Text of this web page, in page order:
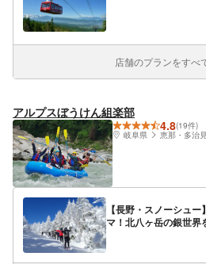
店舗のプランをすべ
アルプスぼうけん組楽部
4.8(19件)
岐阜県
恵那・多治
【長野・スノーシュ
マ！北八ヶ岳の銀世界